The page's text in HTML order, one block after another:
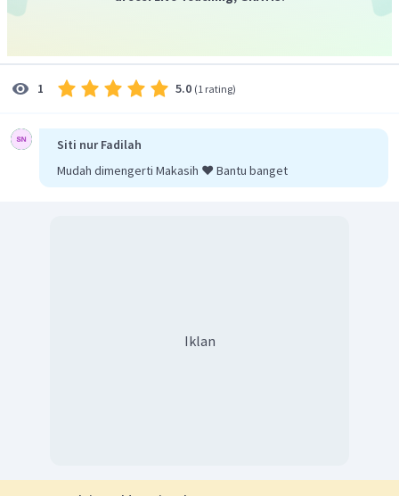
1 5.0 (1 rating)
Siti nur Fadilah
Mudah dimengerti Makasih ❤️ Bantu banget
Iklan